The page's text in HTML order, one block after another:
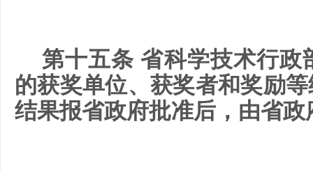
第十五条 省科学技术行
的获奖单位、获奖者和奖励
结果报省政府批准后，由省